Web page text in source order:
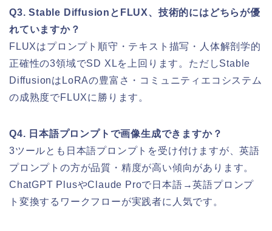
Q3. Stable DiffusionとFLUX、技術的にはどちらが優
れていますか？
FLUXはプロンプト順守・テキスト描写・人体解剖学的
正確性の3領域でSD XLを上回ります。ただしStable
DiffusionはLoRAの豊富さ・コミュニティエコシステム
の成熟度でFLUXに勝ります。
Q4. 日本語プロンプトで画像生成できますか？
3ツールとも日本語プロンプトを受け付けますが、英語
プロンプトの方が品質・精度が高い傾向があります。
ChatGPT PlusやClaude Proで日本語→英語プロンプ
ト変換するワークフローが実践者に人気です。